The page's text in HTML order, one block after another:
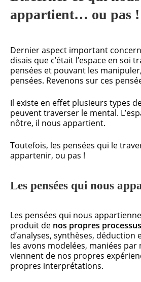
appartient… ou pas !
Dernier aspect important
disais que c’était l’espace en soi
pensées et pouvant les
pensées. Revenons sur ces
Il existe en effet plusieurs types
peuvent traverser le mental.
nôtre, il nous appartient.
Toutefois, les pensées qui le
appartenir, ou pas !
Les pensées qui nous
Les pensées qui nous
produit de nos propres processus
d’analyses, synthèses, déduction
les avons modelées, maniées par
viennent de nos propres
propres interprétations.